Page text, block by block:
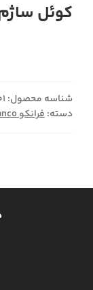
کوئل ساژم
شناسه محصول:
دسته:فرانکو Feranco